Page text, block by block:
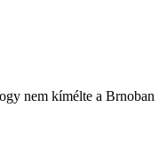
nem kímélte a Brnoban